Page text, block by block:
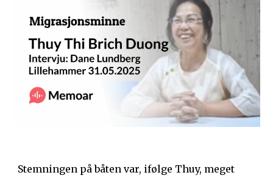
Stemningen på båten var, ifølge Thuy, meget